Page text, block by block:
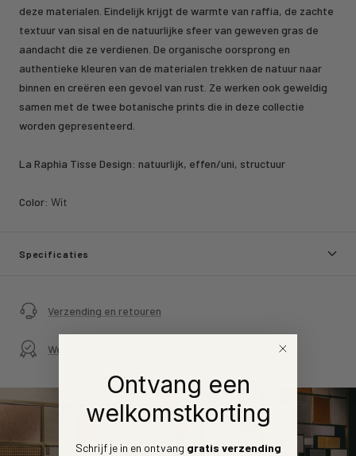
deze materialen. Eindelijk krijgt de warmte van raffia, de zachte
textuur van sisal en de natuurlijke sfeer van geweven gras de
aandacht die ze verdienen. De organische oorsprong en
authentieke kleuren van de materialen trekken de natuur naar
binnen en creëren een gevoel van rust. Ze werken ook geweldig
samen met de twee botanische prints die in deze collectie
worden gepresenteerd.
La Raphia Tisse Design: natuurlijk, effen/uni, structuur
Color: Wit
Specificaties
Verzending en retouren
Webwinkelkeur
Ontvang een
welkomstkorting
Schrijf je in en ontvang gratis verzending